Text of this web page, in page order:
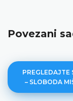
Povezani
PREGLEDAJTE
– SLOBODA